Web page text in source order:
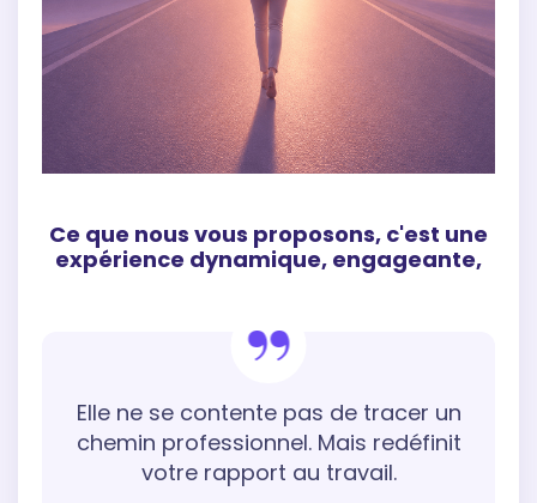
Ce que nous vous proposons, c'est une
expérience dynamique, engageante,
Elle ne se contente pas de tracer un
chemin professionnel. Mais redéfinit
votre rapport au travail.